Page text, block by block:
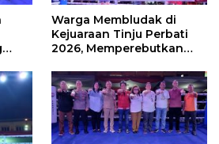
Warga Membludak di
Kejuaraan Tinju Perbati
2026, Memperebutkan